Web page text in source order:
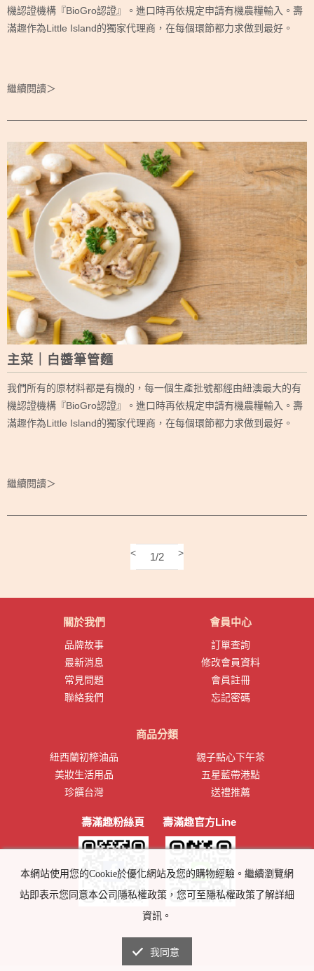
機認證機構『BioGro認證』。進口時再依規定申請有機農糧輸入。壽
滿趣作為Little Island的獨家代理商，在每個環節都力求做到最好。
繼續閱讀＞
主菜｜白醬筆管麵
我們所有的原材料都是有機的，每一個生產批號都經由紐澳最大的有
機認證機構『BioGro認證』。進口時再依規定申請有機農糧輸入。壽
滿趣作為Little Island的獨家代理商，在每個環節都力求做到最好。
繼續閱讀＞
< 1/2 >
關於我們
品牌故事
最新消息
常見問題
聯絡我們
會員中心
訂單查詢
修改會員資料
會員註冊
忘記密碼
商品分類
紐西蘭初榨油品
親子點心下午茶
美妝生活用品
五星藍帶港點
珍饌台灣
送禮推薦
壽滿趣粉絲頁 壽滿趣官方Line
本網站使用您的Cookie於優化網站及您的購物經驗。繼續瀏覽網
站即表示您同意本公司隱私權政策，您可至隱私權政策了解詳細
資訊。
我同意